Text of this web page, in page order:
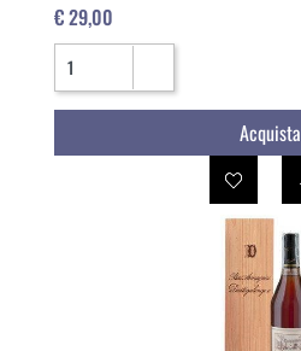
€ 29,00
Quantità
Acquista